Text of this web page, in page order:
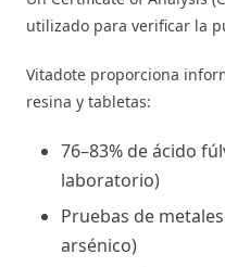
utilizado para verificar la
Vitadote proporciona
resina y tabletas:
76–83% de ácido
laboratorio)
Pruebas de
arsénico)